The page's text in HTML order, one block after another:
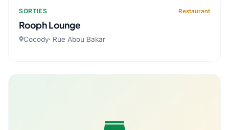
SORTIES Restaurant
Rooph Lounge
Cocody· Rue Abou Bakar